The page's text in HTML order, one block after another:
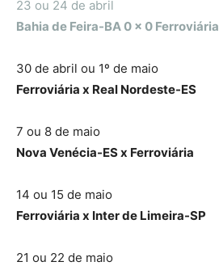
23 ou 24 de abril
Bahia de Feira-BA 0 x 0 Ferroviária
30 de abril ou 1º de maio
Ferroviária x Real Nordeste-ES
7 ou 8 de maio
Nova Venécia-ES x Ferroviária
14 ou 15 de maio
Ferroviária x Inter de Limeira-SP
21 ou 22 de maio